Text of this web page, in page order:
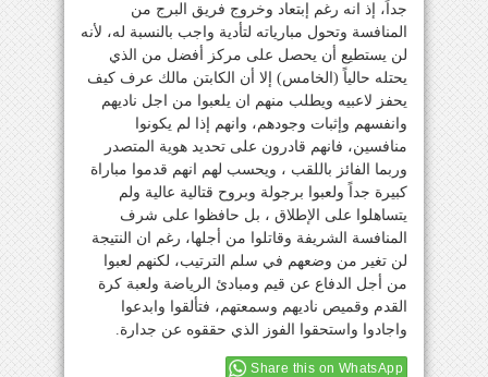
جداً، إذ انه رغم إبتعاد وخروج فريق البرج من
المنافسة وتحول مبارياته لتأدية واجب بالنسبة له، لأنه
لن يستطيع أن يحصل على مركز أفضل من الذي
يحتله حالياً (الخامس) إلا أن الكابتن مالك عرف كيف
يحفز لاعبيه ويطلب منهم ان يلعبوا من اجل ناديهم
وانفسهم وإثبات وجودهم، وانهم إذا لم يكونوا
منافسين، فانهم قادرون على تحديد هوية المتصدر
وربما الفائز باللقب ، ويحسب لهم انهم قدموا مباراة
كبيرة جداً ولعبوا برجولة وبروح قتالية عالية ولم
يتساهلوا على الإطلاق ، بل حافظوا على شرف
المنافسة الشريفة وقاتلوا من أجلها، رغم ان النتيجة
لن تغير من وضعهم في سلم الترتيب، لكنهم لعبوا
من أجل الدفاع عن قيم ومبادئ الرياضة ولعبة كرة
القدم وقميص ناديهم وسمعتهم، فتألقوا وابدعوا
واجادوا واستحقوا الفوز الذي حققوه عن جدارة.
Share this on WhatsApp